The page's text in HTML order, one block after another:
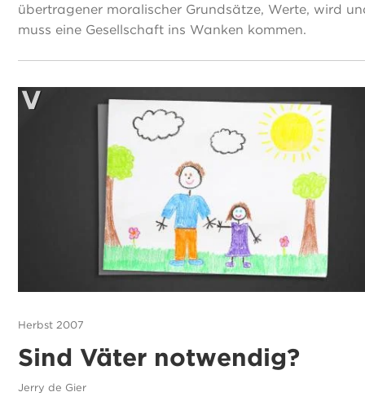
übertragener moralischer Grundsätze, Werte, wird
muss eine Gesellschaft ins Wanken kommen.
Herbst 2007
Sind Väter notwendig?
Jerry de Gier